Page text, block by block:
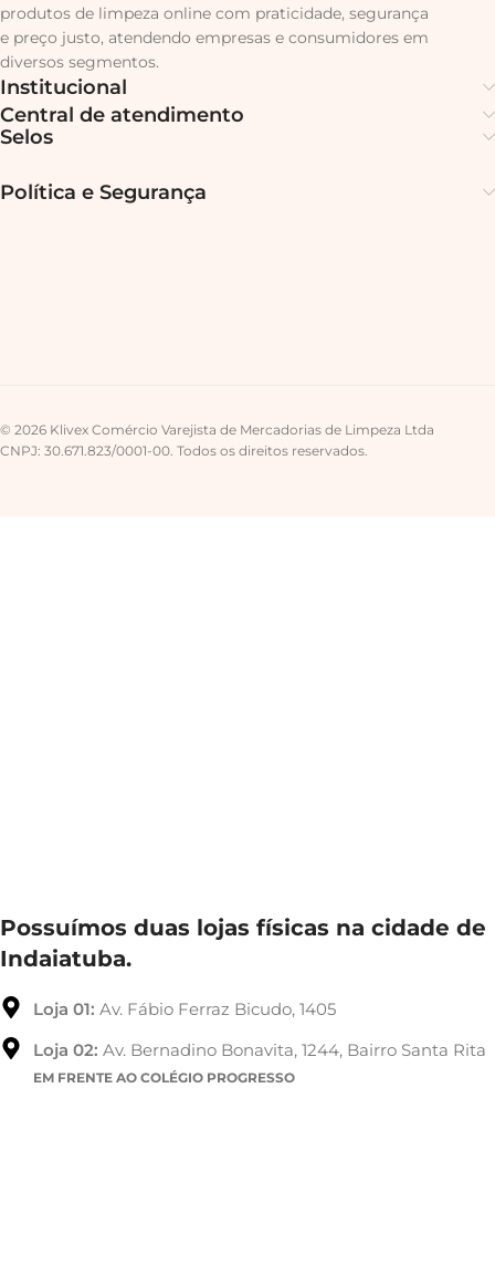
produtos de limpeza online com praticidade, segurança
e preço justo, atendendo empresas e consumidores em
diversos segmentos.
Institucional
Central de atendimento
Selos
Política e Segurança
© 2026 Klivex Comércio Varejista de Mercadorias de Limpeza Ltda
CNPJ: 30.671.823/0001-00. Todos os direitos reservados.
Possuímos duas lojas físicas na cidade de
Indaiatuba.
Loja 01: Av. Fábio Ferraz Bicudo, 1405
Loja 02: Av. Bernadino Bonavita, 1244, Bairro Santa Rita
EM FRENTE AO COLÉGIO PROGRESSO